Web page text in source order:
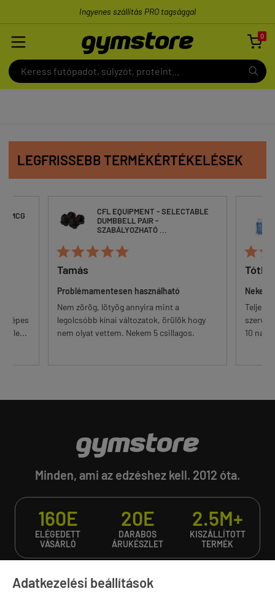
Adatkezelési beállítások
Ingyenes szállítás PRO tagsággal
0

LEGFRISSEBB TERMÉKÉRTÉKELÉSEK
MCG
CFL EQUIPMENT - SELECTABLE
DUMBBELL PAIR -
SZABÁLYOZHATÓ ...

Tamás
Problémamentesen használható
Nem zörög, lötyög annyira mint a
legolcsóbb kínai változatok, örülök hogy
nem olyat vettem. Nekem 5 csillagos.

Tóth
Nekem
Teljes
10
Minden, ami az edzéshez kell. 2012 óta.
160E
ELÉGEDETT
VÁSÁRLÓ
20E
DARABOS
ÁRUKÉSZLET
2.5M+
KISZÁLLÍTOTT
TERMÉK